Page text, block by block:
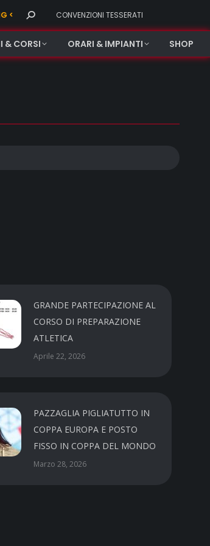
< Search: CONVENZIONI TESSERATI
& CORSI ORARI & IMPIANTI SHOP
GRANDE PARTECIPAZIONE AL
CORSO DI PREPARAZIONE
ATLETICA
Aprile 22, 2026
PAZZAGLIA PIGLIATUTTO IN
COPPA EUROPA E POSTO
FISSO IN COPPA DEL MONDO
Marzo 28, 2026